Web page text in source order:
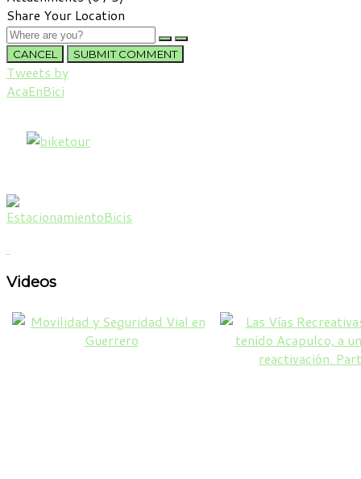
Share Your Location
CANCEL SUBMIT COMMENT
Tweets by
AcaEnBici
Videos